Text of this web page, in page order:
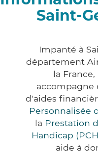
Saint-
Impanté à
département
la
accompagne
d'aides
Personnalisée
la Prestation
Handicap
aide à